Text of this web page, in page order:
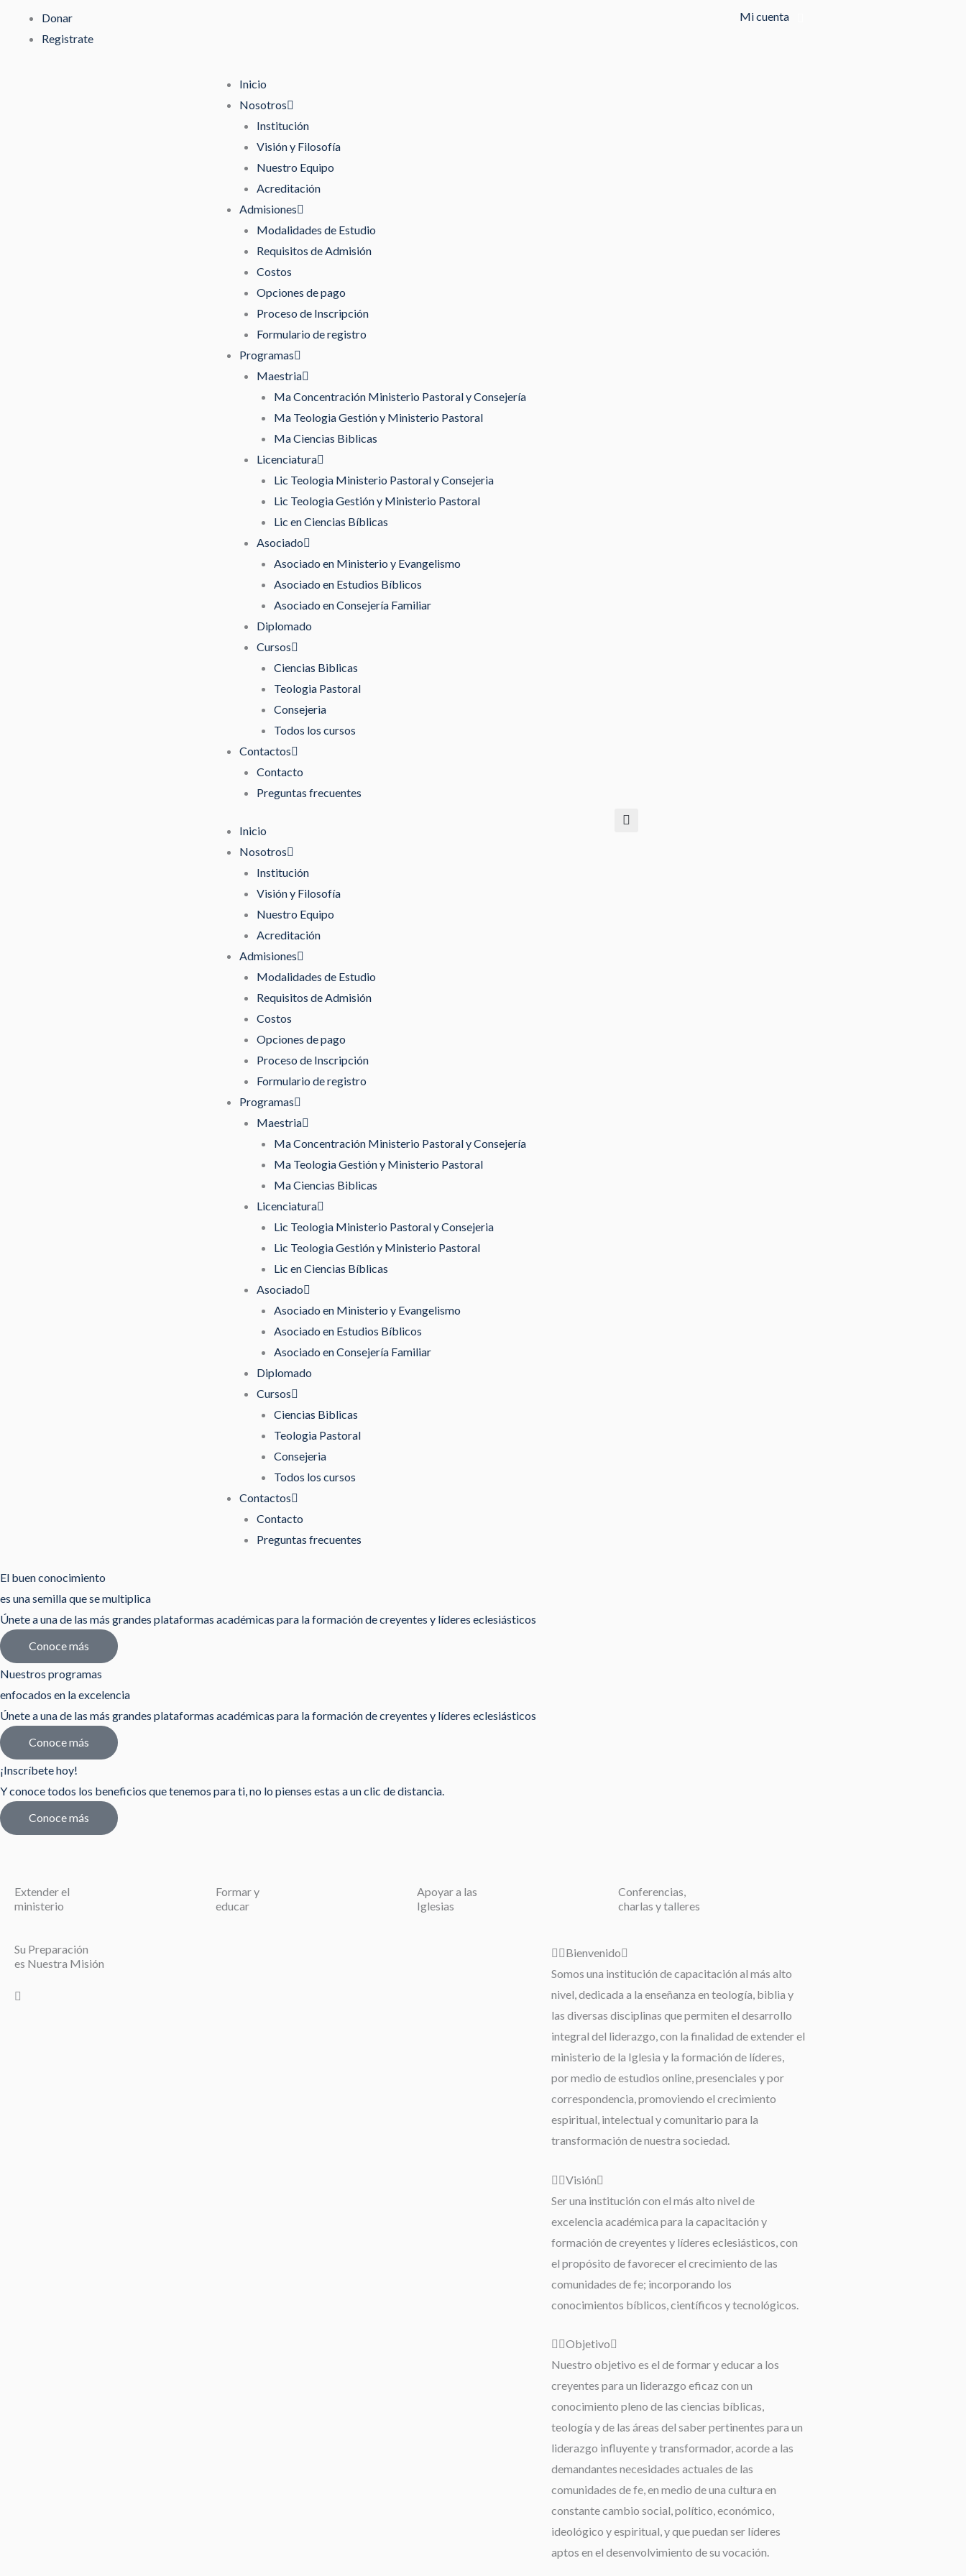
Donar
Registrate
Mi cuenta
Inicio
Nosotros
Institución
Visión y Filosofía
Nuestro Equipo
Acreditación
Admisiones
Modalidades de Estudio
Requisitos de Admisión
Costos
Opciones de pago
Proceso de Inscripción
Formulario de registro
Programas
Maestria
Ma Concentración Ministerio Pastoral y Consejería
Ma Teologia Gestión y Ministerio Pastoral
Ma Ciencias Biblicas
Licenciatura
Lic Teologia Ministerio Pastoral y Consejeria
Lic Teologia Gestión y Ministerio Pastoral
Lic en Ciencias Bíblicas
Asociado
Asociado en Ministerio y Evangelismo
Asociado en Estudios Bíblicos
Asociado en Consejería Familiar
Diplomado
Cursos
Ciencias Biblicas
Teologia Pastoral
Consejeria
Todos los cursos
Contactos
Contacto
Preguntas frecuentes
Inicio
Nosotros
Institución
Visión y Filosofía
Nuestro Equipo
Acreditación
Admisiones
Modalidades de Estudio
Requisitos de Admisión
Costos
Opciones de pago
Proceso de Inscripción
Formulario de registro
Programas
Maestria
Ma Concentración Ministerio Pastoral y Consejería
Ma Teologia Gestión y Ministerio Pastoral
Ma Ciencias Biblicas
Licenciatura
Lic Teologia Ministerio Pastoral y Consejeria
Lic Teologia Gestión y Ministerio Pastoral
Lic en Ciencias Bíblicas
Asociado
Asociado en Ministerio y Evangelismo
Asociado en Estudios Bíblicos
Asociado en Consejería Familiar
Diplomado
Cursos
Ciencias Biblicas
Teologia Pastoral
Consejeria
Todos los cursos
Contactos
Contacto
Preguntas frecuentes
El buen conocimiento
es una semilla que se multiplica
Únete a una de las más grandes plataformas académicas para la formación de creyentes y líderes eclesiásticos
Conoce más
Nuestros programas
enfocados en la excelencia
Únete a una de las más grandes plataformas académicas para la formación de creyentes y líderes eclesiásticos
Conoce más
¡Inscríbete hoy!
Y conoce todos los beneficios que tenemos para ti, no lo pienses estas a un clic de distancia.
Conoce más
Extender el
ministerio
Formar y
educar
Apoyar a las
Iglesias
Conferencias,
charlas y talleres
Su Preparación
es Nuestra Misión
Bienvenido
Somos una institución de capacitación al más alto
nivel, dedicada a la enseñanza en teología, biblia y
las diversas disciplinas que permiten el desarrollo
integral del liderazgo, con la finalidad de extender el
ministerio de la Iglesia y la formación de líderes,
por medio de estudios online, presenciales y por
correspondencia, promoviendo el crecimiento
espiritual, intelectual y comunitario para la
transformación de nuestra sociedad.
Visión
Ser una institución con el más alto nivel de
excelencia académica para la capacitación y
formación de creyentes y líderes eclesiásticos, con
el propósito de favorecer el crecimiento de las
comunidades de fe; incorporando los
conocimientos bíblicos, científicos y tecnológicos.
Objetivo
Nuestro objetivo es el de formar y educar a los
creyentes para un liderazgo eficaz con un
conocimiento pleno de las ciencias bíblicas,
teología y de las áreas del saber pertinentes para un
liderazgo influyente y transformador, acorde a las
demandantes necesidades actuales de las
comunidades de fe, en medio de una cultura en
constante cambio social, político, económico,
ideológico y espiritual, y que puedan ser líderes
aptos en el desenvolvimiento de su vocación.